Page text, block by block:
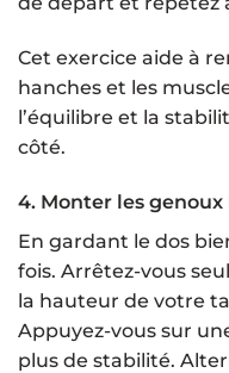
Cet exercice aide à
hanches et les
l’équilibre et la
côté.
4. Monter les genoux
En gardant le dos
fois. Arrêtez-vous
la hauteur de votre
Appuyez-vous sur
plus de stabilité.